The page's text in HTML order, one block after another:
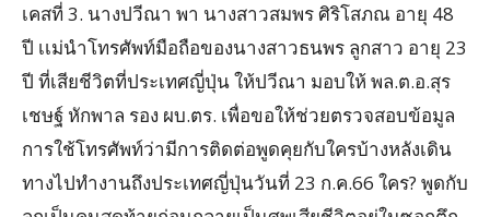
เคสที่ 3. นางปวีณา พา นางสาวสมพร ศิริโสภณ อายุ 48
ปี เเม่นำโทรศัพท์มือถือของนางสาวธนพร ลูกสาว อายุ 23
ปี ที่เสียชีวิตที่ประเทศญี่ปุ่น ให้ปวีณา มอบให้ พล.ต.อ.สุร
เชษฐ์ หักพาล รอง ผบ.ตร. เพื่อขอให้ช่วยตรวจสอบข้อมูล
การใช้โทรศัพท์ว่ามีการติดต่อพูดคุยกับใครบ้างหลังเดิน
ทางไปทำงานถึงประเทศญี่ปุ่นวันที่ 23 ก.ค.66 ใคร? พูดกับ